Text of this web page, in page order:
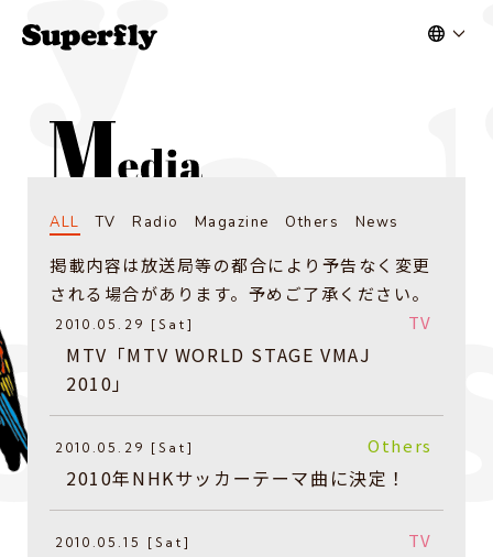
ALL TV Radio Magazine Others News
掲載内容は放送局等の都合により予告なく変更
される場合があります。予めご了承ください。
2010.05.29 [Sat] TV
MTV「MTV WORLD STAGE VMAJ
2010」
2010.05.29 [Sat] Others
2010年NHKサッカーテーマ曲に決定！
2010.05.15 [Sat] TV